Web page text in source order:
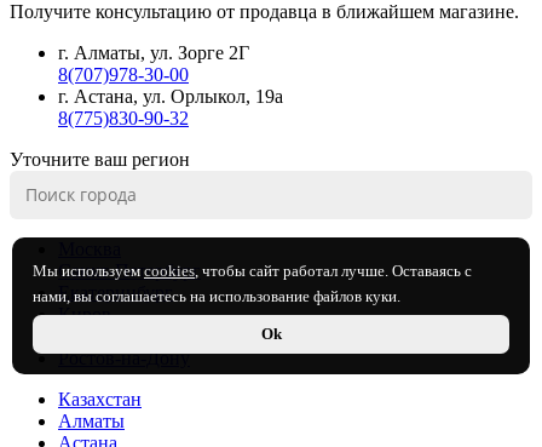
Мы используем cookies, чтобы сайт работал лучше. Оставаясь с
нами, вы соглашаетесь на использование файлов куки.
Ok
Получите консультацию от продавца в ближайшем магазине.
г. Алматы, ул. Зорге 2Г
8(707)978-30-00
г. Астана, ул. Орлыкол, 19а
8(775)830-90-32
Уточните ваш регион
Санкт-Петербург
Екатеринбург
Киров
Ростов-на-Дону
Казахстан
Алматы